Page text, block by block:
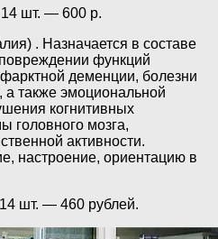
14 шт. — 600 р.
. Назначается в составе
функций
деменции, болезни
также эмоциональной
когнитивных
головного мозга,
активности.
настроение, ориентацию в
шт. — 460 рублей.